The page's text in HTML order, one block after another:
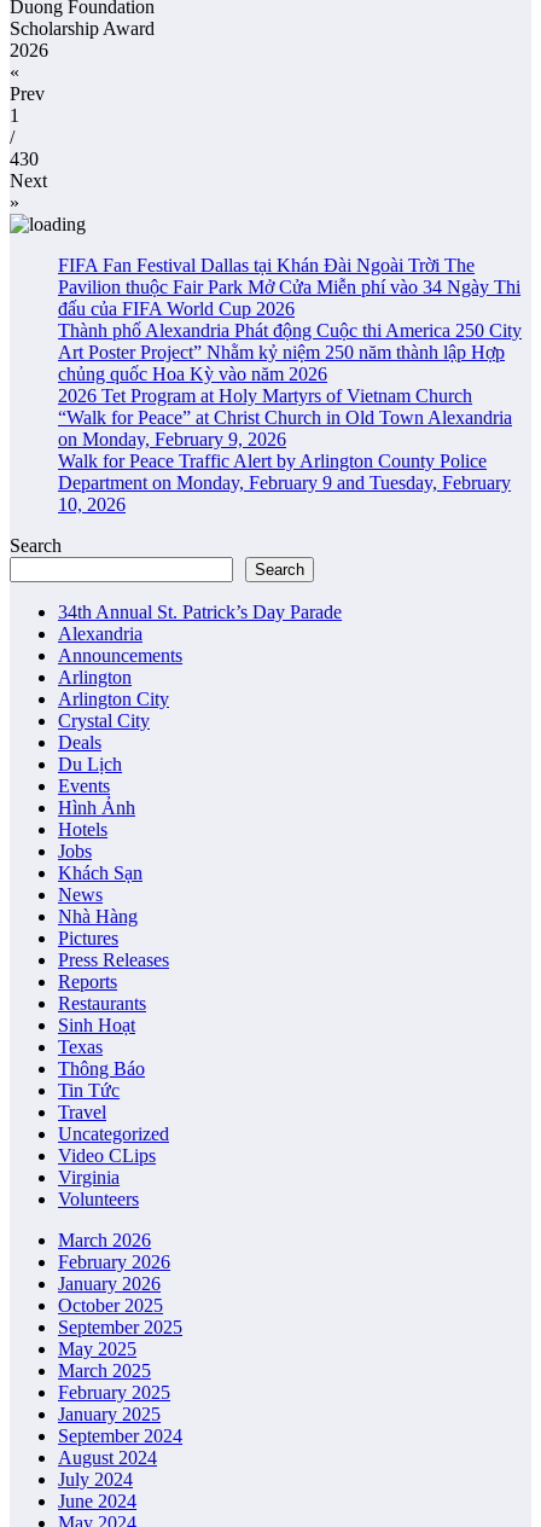
Duong Foundation
Scholarship Award
2026
«
Prev
1
/
430
Next
»
FIFA Fan Festival Dallas tại Khán Đài Ngoài Trời The
Pavilion thuộc Fair Park Mở Cửa Miễn phí vào 34 Ngày Thi
đấu của FIFA World Cup 2026
Thành phố Alexandria Phát động Cuộc thi America 250 City
Art Poster Project” Nhằm kỷ niệm 250 năm thành lập Hợp
chủng quốc Hoa Kỳ vào năm 2026
2026 Tet Program at Holy Martyrs of Vietnam Church
“Walk for Peace” at Christ Church in Old Town Alexandria
on Monday, February 9, 2026
Walk for Peace Traffic Alert by Arlington County Police
Department on Monday, February 9 and Tuesday, February
10, 2026
Search
Search
34th Annual St. Patrick’s Day Parade
Alexandria
Announcements
Arlington
Arlington City
Crystal City
Deals
Du Lịch
Events
Hình Ảnh
Hotels
Jobs
Khách Sạn
News
Nhà Hàng
Pictures
Press Releases
Reports
Restaurants
Sinh Hoạt
Texas
Thông Báo
Tin Tức
Travel
Uncategorized
Video CLips
Virginia
Volunteers
March 2026
February 2026
January 2026
October 2025
September 2025
May 2025
March 2025
February 2025
January 2025
September 2024
August 2024
July 2024
June 2024
May 2024